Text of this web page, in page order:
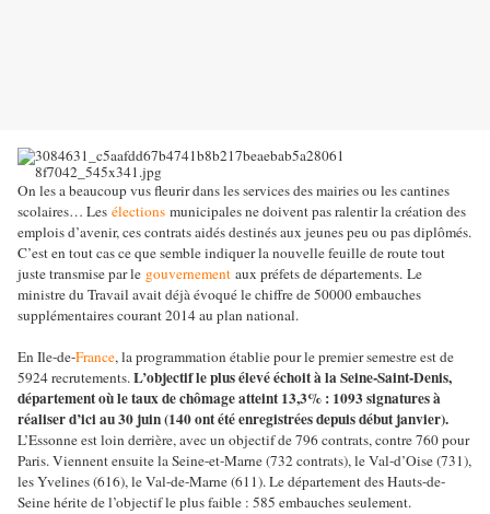
On les a beaucoup vus fleurir dans les services des mairies ou les cantines
scolaires… Les élections municipales ne doivent pas ralentir la création des
emplois d’avenir, ces contrats aidés destinés aux jeunes peu ou pas diplômés.
C’est en tout cas ce que semble indiquer la nouvelle feuille de route tout
juste transmise par le gouvernement aux préfets de départements. Le
ministre du Travail avait déjà évoqué le chiffre de 50000 embauches
supplémentaires courant 2014 au plan national.
En Ile-de-France, la programmation établie pour le premier semestre est de
5924 recrutements.L’objectif le plus élevé échoit à la Seine-Saint-Denis,
département où le taux de chômage atteint 13,3% : 1093 signatures à
réaliser d’ici au 30 juin (140 ont été enregistrées depuis début janvier).
L’Essonne est loin derrière, avec un objectif de 796 contrats, contre 760 pour
Paris. Viennent ensuite la Seine-et-Marne (732 contrats), le Val-d’Oise (731),
les Yvelines (616), le Val-de-Marne (611). Le département des Hauts-de-
Seine hérite de l’objectif le plus faible : 585 embauches seulement.